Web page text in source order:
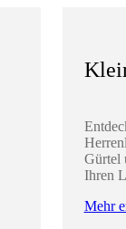
Gürtel
Ihren
Mehr